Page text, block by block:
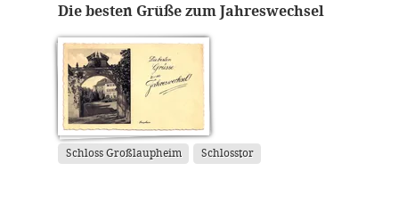
Die besten Grüße zum Jahreswechsel
Schloss Großlaupheim Schlosstor